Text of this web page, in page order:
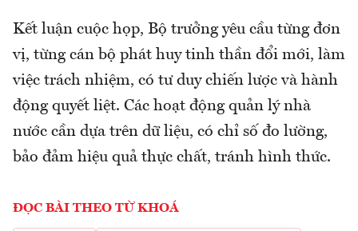
Kết luận cuộc họp, Bộ trưởng yêu cầu từng đơn
vị, từng cán bộ phát huy tinh thần đổi mới, làm
việc trách nhiệm, có tư duy chiến lược và hành
động quyết liệt. Các hoạt động quản lý nhà
nước cần dựa trên dữ liệu, có chỉ số đo lường,
bảo đảm hiệu quả thực chất, tránh hình thức.
ĐỌC BÀI THEO TỪ KHOÁ